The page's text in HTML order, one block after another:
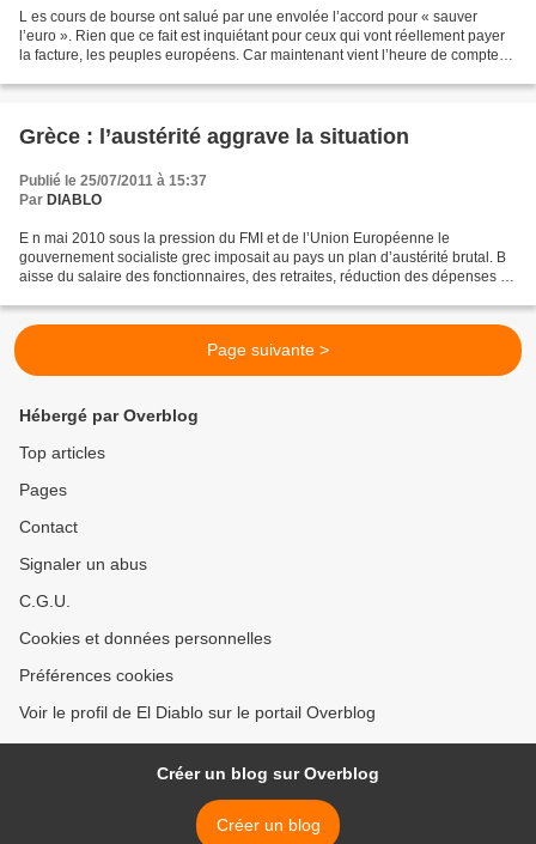
L es cours de bourse ont salué par une envolée l’accord pour « sauver
l’euro ». Rien que ce fait est inquiétant pour ceux qui vont réellement payer
la facture, les peuples européens. Car maintenant vient l’heure de comptes
Grèce : l’austérité aggrave la situation
Publié le 25/07/2011 à 15:37
Par DIABLO
E n mai 2010 sous la pression du FMI et de l’Union Européenne le
gouvernement socialiste grec imposait au pays un plan d’austérité brutal. B
aisse du salaire des fonctionnaires, des retraites, réduction des dépenses de
Page suivante >
Hébergé par Overblog
Top articles
Pages
Contact
Signaler un abus
C.G.U.
Cookies et données personnelles
Préférences cookies
Voir le profil de El Diablo sur le portail Overblog
Créer un blog sur Overblog
Créer un blog